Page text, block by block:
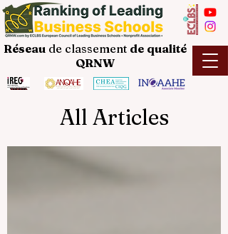
Réseau de classement de qualité
QRNW
All Articles